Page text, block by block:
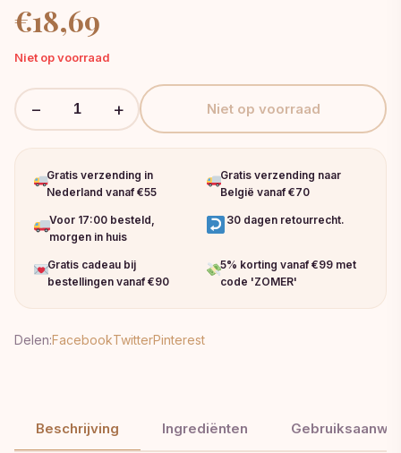
€18,69
Niet op voorraad
− + Niet op voorraad
Gratis verzending in
Nederland vanaf €55
Gratis verzending naar
België vanaf €70
Voor 17:00 besteld,
morgen in huis
30 dagen retourrecht.
Gratis cadeau bij
bestellingen vanaf €90
5% korting vanaf €99 met
code 'ZOMER'
Delen:FacebookTwitterPinterest
Beschrijving Ingrediënten